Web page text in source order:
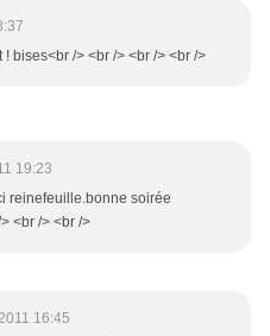
bises<br /> <br /> <br /> <br />
19:23
reinefeuille.bonne soirée
<br /> <br />
16:45